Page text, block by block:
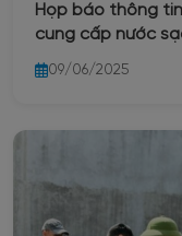
Họp báo thông
cung cấp nước
Thành phố Hà Nội
09/06/2025